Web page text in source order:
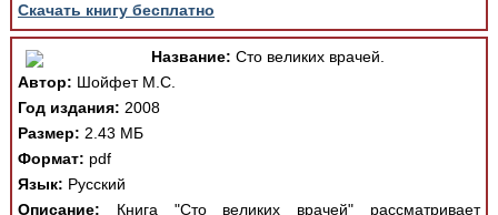
Скачать книгу бесплатно
Название: Сто великих врачей.
Автор: Шойфет М.С.
Год издания: 2008
Размер: 2.43 МБ
Формат: pdf
Язык: Русский
Описание: Книга "Сто великих врачей" рассматривает